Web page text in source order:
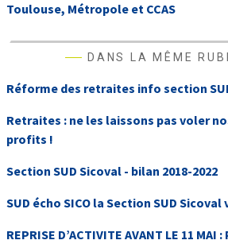
Toulouse, Métropole et CCAS
DANS LA MÊME
Réforme des retraites info section
Retraites : ne les laissons pas voler
profits !
Section SUD Sicoval - bilan 2018-2022
SUD écho SICO la Section SUD
REPRISE D’ACTIVITE AVANT LE 11 MAI :